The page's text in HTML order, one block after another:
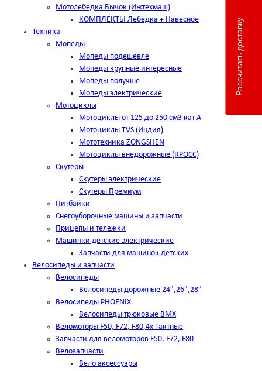
Мотолебедка Бычок (Ижтехмаш)
КОМПЛЕКТЫ Лебедка + Навесное
Техника
Мопеды
Мопеды подешевле
Мопеды крупные интересные
Мопеды получше
Мопеды электрические
Мотоциклы
Мотоциклы от 125 до 250 см3 кат А
Мотоциклы TVS (Индия)
Мототехника ZONGSHEN
Мотоциклы внедорожные (КРОСС)
Скутеры
Скутеры электрические
Скутеры Премиум
Питбайки
Снегоуборочные машины и запчасти
Прицепы и тележки
Машинки детские электрические
Запчасти для машинок детских
Велосипеды и запчасти
Велосипеды
Велосипеды дорожные 24",26",28"
Велосипеды PHOENIX
Велосипеды трюковые BMX
Веломоторы F50, F72, F80,4х Тактные
Запчасти для веломоторов F50, F72, F80
Велозапчасти
Вело аксессуары
Рассчитать доставку